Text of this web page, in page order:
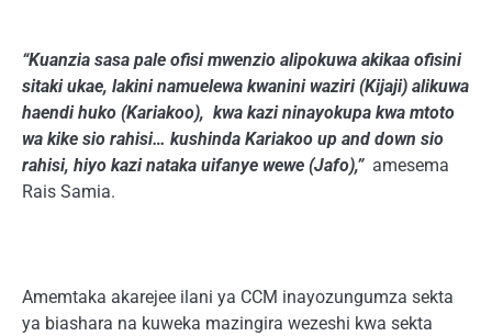
“Kuanzia sasa pale ofisi mwenzio alipokuwa akikaa ofisini
sitaki ukae, lakini namuelewa kwanini waziri (Kijaji) alikuwa
haendi huko (Kariakoo), kwa kazi ninayokupa kwa mtoto
wa kike sio rahisi… kushinda Kariakoo up and down sio
rahisi, hiyo kazi nataka uifanye wewe (Jafo),” amesema
Rais Samia.
Amemtaka akarejee ilani ya CCM inayozungumza sekta
ya biashara na kuweka mazingira wezeshi kwa sekta